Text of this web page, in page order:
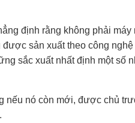
định rằng không phải
sản xuất theo công
sắc xuất nhất định một số
nếu nó còn mới, được chủ